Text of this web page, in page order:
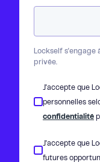
Lockself
privée.
J'accepte que
personnelles
confidentialité
J'accepte que
futures